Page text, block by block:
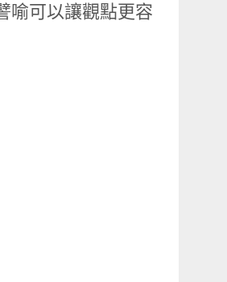
喻可以讓觀點更容